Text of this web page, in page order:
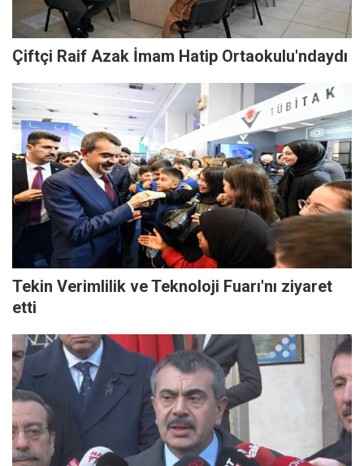
Çiftçi Raif Azak İmam Hatip Ortaokulu'ndaydı
Tekin Verimlilik ve Teknoloji Fuarı'nı ziyaret
etti